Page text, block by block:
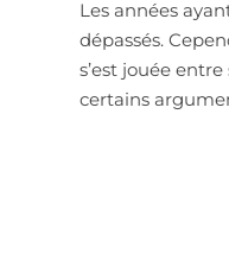
Les années
dépassés.
s’est jouée
certains